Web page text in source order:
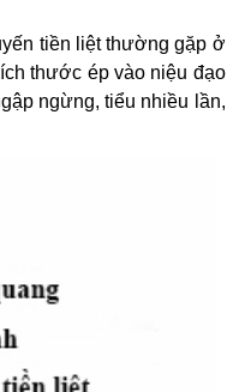
tiền liệt thường gặp ở
thước ép vào niệu đạo
ngừng, tiểu nhiều lần,